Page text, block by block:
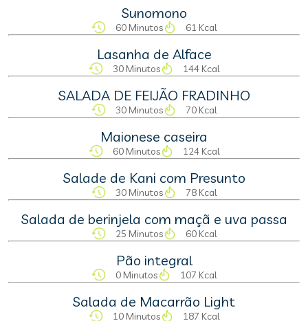
Sunomono
60 Minutos 61 Kcal
Lasanha de Alface
30 Minutos 144 Kcal
SALADA DE FEIJÃO FRADINHO
30 Minutos 70 Kcal
Maionese caseira
60 Minutos 124 Kcal
Salade de Kani com Presunto
30 Minutos 78 Kcal
Salada de berinjela com maçã e uva passa
25 Minutos 60 Kcal
Pão integral
0 Minutos 107 Kcal
Salada de Macarrão Light
10 Minutos 187 Kcal